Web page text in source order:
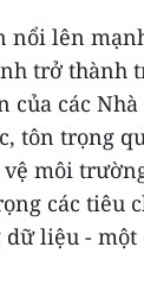
nổi lên
trở thành
của các
tôn trọng
môi
các tiêu
liệu - một